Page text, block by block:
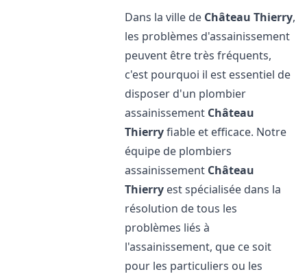
Dans la ville de Château Thierry,
les problèmes d'assainissement
peuvent être très fréquents,
c'est pourquoi il est essentiel de
disposer d'un plombier
assainissement Château
Thierryfiable et efficace. Notre
équipe de plombiers
assainissement Château
Thierry est spécialisée dans la
résolution de tous les
problèmes liés à
l'assainissement, que ce soit
pour les particuliers ou les